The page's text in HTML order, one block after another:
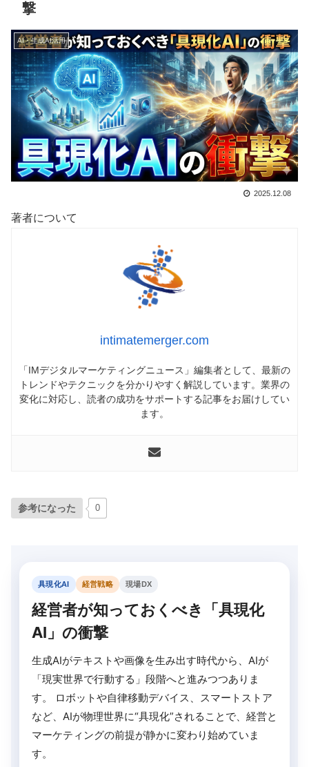
撃
AI・生成AI活用
2025.12.08
著者について
intimatemerger.com
「IMデジタルマーケティングニュース」編集者として、最新の
トレンドやテクニックを分かりやすく解説しています。業界の
変化に対応し、読者の成功をサポートする記事をお届けしてい
ます。
参考になった 0
具現化AI 経営戦略 現場DX
経営者が知っておくべき「具現化
AI」の衝撃
生成AIがテキストや画像を生み出す時代から、AIが
「現実世界で行動する」段階へと進みつつありま
す。 ロボットや自律移動デバイス、スマートストア
など、AIが物理世界に“具現化”されることで、経営と
マーケティングの前提が静かに変わり始めていま
す。